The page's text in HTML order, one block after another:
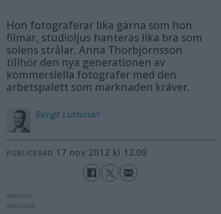
Hon fotograferar lika gärna som hon
filmar, studioljus hanteras lika bra som
solens strålar. Anna Thorbjörnsson
tillhör den nya generationen av
kommersiella fotografer med den
arbetspalett som marknaden kräver.
Bengt Luthman
PUBLICERAD 17 nov 2012 kl 12.09
ANNONS